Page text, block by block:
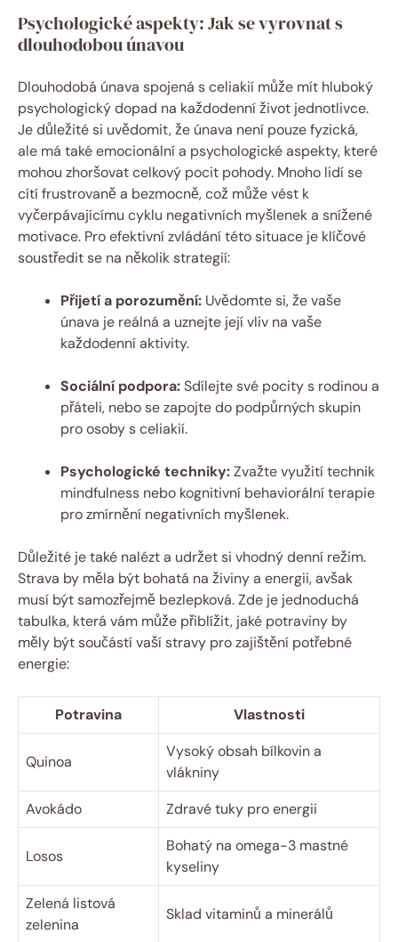
Psychologické aspekty: Jak se vyrovnat s
dlouhodobou únavou
Dlouhodobá únava spojená s celiakií může mít hluboký
psychologický dopad na každodenní život jednotlivce.
Je důležité si uvědomit, že únava není pouze fyzická,
ale má také emocionální a psychologické aspekty, které
mohou zhoršovat celkový pocit pohody. Mnoho lidí se
cítí frustrovaně a bezmocně, což může vést k
vyčerpávajícímu cyklu negativních myšlenek a snížené
motivace. Pro efektivní zvládání této situace je klíčové
soustředit se na několik strategií:
Přijetí a porozumění: Uvědomte si, že vaše
únava je reálná a uznejte její vliv na vaše
každodenní aktivity.
Sociální podpora:Sdílejte své pocity s rodinou a
přáteli, nebo se zapojte do podpůrných skupin
pro osoby s celiakií.
Psychologické techniky:Zvažte využití technik
mindfulness nebo kognitivní behaviorální terapie
pro zmírnění negativních myšlenek.
Důležité je také nalézt a udržet si vhodný denní režim.
Strava by měla být bohatá na živiny a energii, avšak
musí být samozřejmě bezlepková. Zde je jednoduchá
tabulka, která vám může přiblížit, jaké potraviny by
měly být součástí vaší stravy pro zajištění potřebné
energie:
Potravina Vlastnosti
Quinoa
Vysoký obsah bílkovin a
vlákniny
Avokádo
Zdravé tuky pro energii
Losos
Bohatý na omega-3 mastné
kyseliny
Zelená listová
zelenina
Sklad vitaminů a minerálů